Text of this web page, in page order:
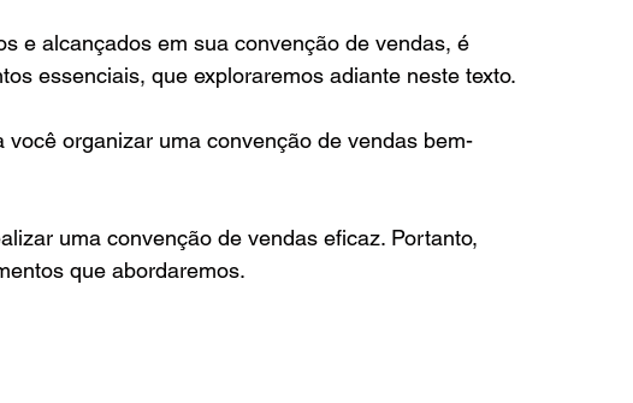
e alcançados em sua convenção de vendas, é
essenciais, que exploraremos adiante neste texto.
organizar uma convenção de vendas bem-
uma convenção de vendas eficaz. Portanto,
que abordaremos.